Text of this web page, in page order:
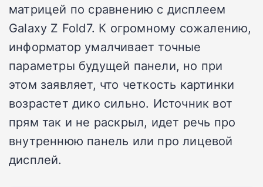
матрицей по сравнению с дисплеем
Galaxy Z Fold7. К огромному сожалению,
информатор умалчивает точные
параметры будущей панели, но при
этом заявляет, что четкость картинки
возрастет дико сильно. Источник вот
прям так и не раскрыл, идет речь про
внутреннюю панель или про лицевой
дисплей.